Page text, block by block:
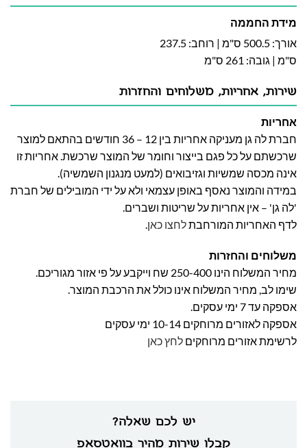
מידת החממה
אורך: 500.5 ס"מ | רוחב: 237.5
ס"מ | גובה: 261 ס"מ
יש לכם שאלה?
קבלו שירות מהיר בוואטסאפ
שירות, אחריות, משלוחים והחזרות
אחריות
חברת לה גן מעניקה אחריות בין 12 – 36 חודשים בהתאם למוצר
שרכשתם על כל פגם בייצור וחומר של המוצר שרכשת. אחריות זו
אינה מכסה שמשיות וגזיבואים (למעט מנגנון השמשיה).
במידה והמוצר נאסף באופן עצמאי ולא על ידי המובילים של חברת
'לה גן' – אין אחריות על שריטות ושברים.
לדף האחריות המורחבתלחצו כאן.
משלוחים והחזרות
מחיר המשלוח הינו 250-400 שח וייקבע על פי אזור מגוריכם.
שימו לב, מחיר המשלוח אינו כולל את הרכבת המוצר.
אספקה עד 7 ימי עסקים.
אספקה לאזורים מרוחקים 10-14 ימי עסקים
לרשימת אזורים מרוחקים לחץ כאן